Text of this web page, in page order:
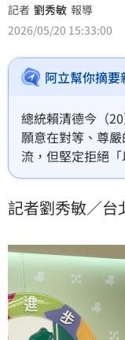
記者 劉秀敏 報導
2026/05/20 15:33:00
阿立幫你摘要
總統賴清德今（
願意在對等、尊
流，但堅定拒絕
辦則以「四不」
台灣人民選出自己
辦說什麼都不會
記者劉秀敏／台